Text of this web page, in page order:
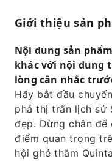
Chiêm ngưỡng
da Roca.
Hãy để vẻ đẹp
kinh ngạc.
Hãy dạo bước
Giới thiệu sản
Nội dung sản
khác với nội dung
lòng cân nhắc
Hãy bắt đầu
phá thị trấn lịch sử
đẹp. Dừng chân
điểm quan trọng
hội ghé thăm